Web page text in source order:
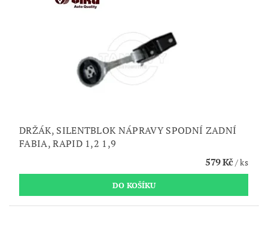
DRŽÁK, SILENTBLOK NÁPRAVY SPODNÍ ZADNÍ
FABIA, RAPID 1,2 1,9
579 Kč/ ks